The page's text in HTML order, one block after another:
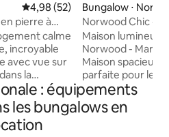
Évaluation moyenne sur la
4,98 (52)
pierre à
calme
incroyable
avec vue sur
la
luxe ou la
de
Bungalow ⋅
Norwood Chic -
fabuleuse, CBD
Maison
Norwood -
Maison
parfaite pour les
Espaces de vie
accueillir
Équipements
: équipements
les bungalows en